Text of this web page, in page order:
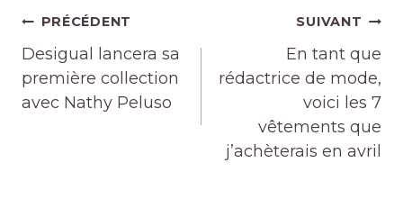
Navigation
de
l’article
PRÉCÉDENT
Desigual lancera sa
première collection
avec Nathy Peluso
SUIVANT
En tant que
rédactrice de mode,
voici les 7
vêtements que
j’achèterais en avril